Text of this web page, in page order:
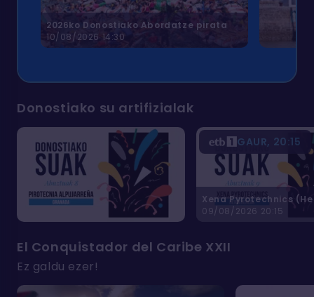
2026ko Donostiako Abordatze pirata
10/08/2026 14:30
Donostiako su artifizialak
GAUR, 20:15
09/08/2026 20:15
El Conquistador del Caribe XXII
Ez galdu ezer!